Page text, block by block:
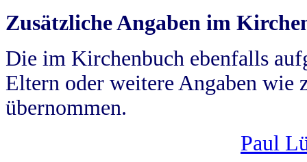
Zusätzliche Angaben im
Die im Kirchenbuch ebenfalls
Eltern oder weitere Angaben wie
übernommen.
Paul